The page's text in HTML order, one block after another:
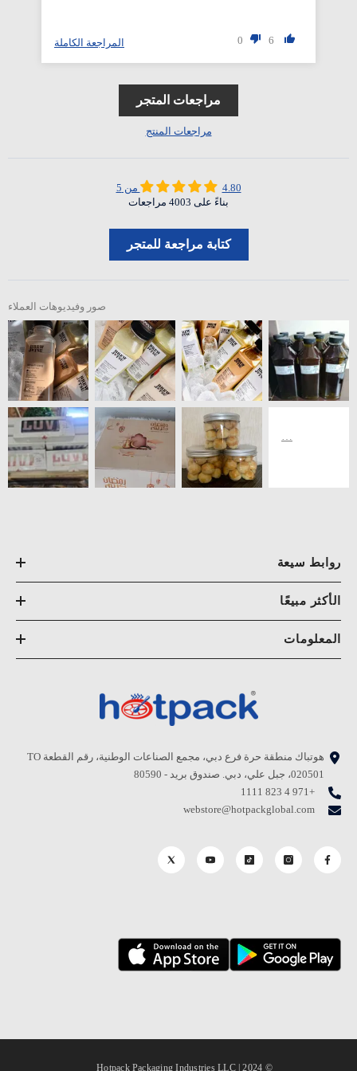
6
0 المراجعة الكاملة
مراجعات المتجر
مراجعات المنتج
4.80 من 5
بناءً على 4003 مراجعات
كتابة مراجعة للمتجر
صور وفيديوهات العملاء
روابط سيعة
الأكثر مبيعًا
المعلومات
هوتباك منطقة حرة فرع دبي، مجمع الصناعات الوطنية، رقم القطعة TO
020501، جبل علي، دبي. صندوق بريد - 80590
+971 4 823 1111
webstore@hotpackglobal.com
© 2024 | Hotpack Packaging Industries LLC